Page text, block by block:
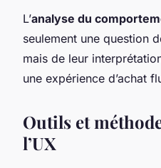
L’analyse du
seulement une question
mais de leur
une expérience d’achat
Outils et
l’UX